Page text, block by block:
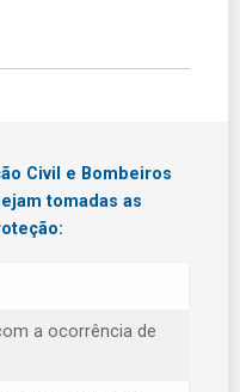
Civil e Bombeiros
tomadas as
a ocorrência de